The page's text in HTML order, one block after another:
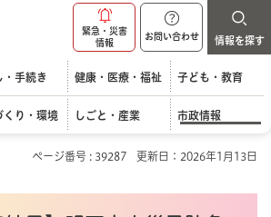
緊急・災害
情報
お問い合わせ 情報を探す
・手続き 健康・医療・福祉 子ども・教育
くり・環境 しごと・産業 市政情報
ページ番号 : 39287 更新日：2026年1月13日